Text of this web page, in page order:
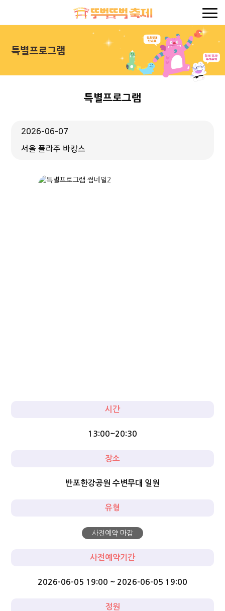
특별프로그램
특별프로그램
2026-06-07
서울 플라주 바캉스
시간
13:00~20:30
장소
반포한강공원 수변무대 일원
유형
사전예약 마감
사전예약기간
2026-06-05 19:00 ~ 2026-06-05 19:00
정원